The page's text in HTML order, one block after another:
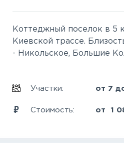
Коттеджный поселок в 5
Киевской трассе.
- Никольское, Большие
Участки: от 7
Стоимость: от1